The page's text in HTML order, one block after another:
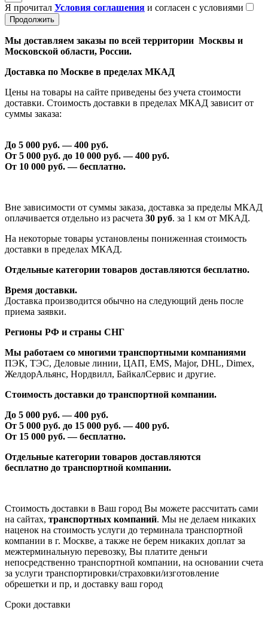
Я прочитал Условия соглашения и согласен с условиями
Продолжить
Мы доставляем заказы по всей территории Москвы и
Московской области, России.
Доставка по Москве в пределах МКАД
Цены на товары на сайте приведены без учета стоимости
доставки. Стоимость доставки в пределах МКАД зависит от
суммы заказа:
До 5 000 руб. —400 руб.
От 5 000 руб. до 10 000 руб. —400 руб.
От 10 000 руб. — бесплатно.
Вне зависимости от суммы заказа, доставка за пределы МКАД
оплачивается отдельно из расчета 30 руб. за 1 км от МКАД.
На некоторые товары установлены пониженная стоимость
доставки в пределах МКАД.
Отдельные категории товаров доставляются бесплатно.
Время доставки.
Доставка производится обычно на следующий день после
приема заявки.
Регионы РФ и страны СНГ
Мы работаем со многими транспортными компаниями
ПЭК, ТЭС, Деловые линии, ЦАП, EMS, Major, DHL, Dimex,
ЖелдорАльянс, Нордвилл, БайкалСервис и другие.
Стоимость доставки до транспортной компании.
До 5 000 руб. —400 руб.
От 5 000 руб. до 15 000 руб. —400 руб.
От 15 000 руб. — бесплатно.
Отдельные категории товаров доставляются
бесплатно до транспортной компании.
Стоимость доставки в Ваш город Вы можете рассчитать сами
на сайтах, транспортных компаний. Мы не делаем никаких
наценок на стоимость услуги до терминала транспортной
компании в г. Москве, а также не берем никаких доплат за
межтерминальную перевозку, Вы платите деньги
непосредственно транспортной компании, на основании счета
за услуги транспортировки/страховки/изготовление
обрешетки и пр, и доставку ваш город
Сроки доставки